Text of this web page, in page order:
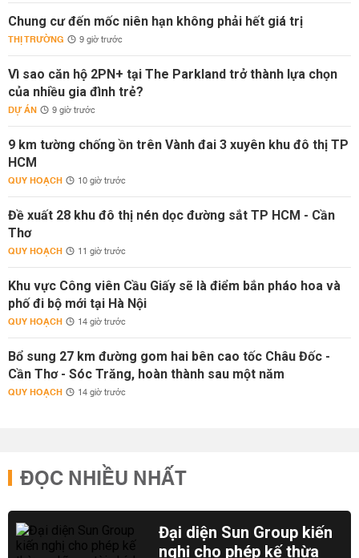
Chung cư đến mốc niên hạn không phải hết giá trị
THỊ TRƯỜNG 9 giờ trước
Vì sao căn hộ 2PN+ tại The Parkland trở thành lựa chọn
của nhiều gia đình trẻ?
DỰ ÁN 9 giờ trước
9 km tường chống ồn trên Vành đai 3 xuyên khu đô thị TP
HCM
QUY HOẠCH 10 giờ trước
Đề xuất 28 khu đô thị nén dọc đường sắt TP HCM - Cần
Thơ
QUY HOẠCH 11 giờ trước
Khu vực Công viên Cầu Giấy sẽ là điểm bắn pháo hoa và
phố đi bộ mới tại Hà Nội
QUY HOẠCH 14 giờ trước
Bổ sung 27 km đường gom hai bên cao tốc Châu Đốc -
Cần Thơ - Sóc Trăng, hoàn thành sau một năm
QUY HOẠCH 14 giờ trước
ĐỌC NHIỀU NHẤT
Đại diện Sun Group kiến
nghị cho phép kế thừa